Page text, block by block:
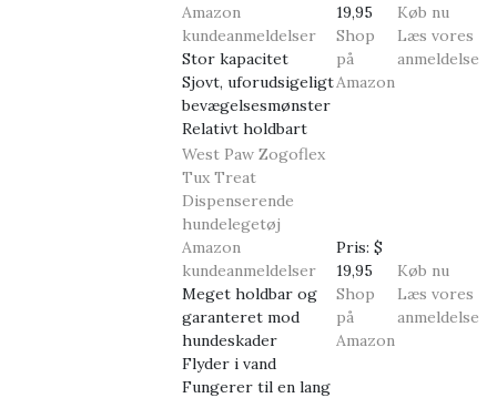
Amazon
kundeanmeldelser
Stor kapacitet
Sjovt, uforudsigeligt
bevægelsesmønster
Relativt holdbart
19,95
Shop
på
Amazon
Køb nu
Læs vores
anmeldelse
West Paw Zogoflex
Tux Treat
Dispenserende
hundelegetøj
Amazon
kundeanmeldelser
Meget holdbar og
garanteret mod
hundeskader
Flyder i vand
Fungerer til en lang
Pris: $
19,95
Shop
på
Amazon
Køb nu
Læs vores
anmeldelse